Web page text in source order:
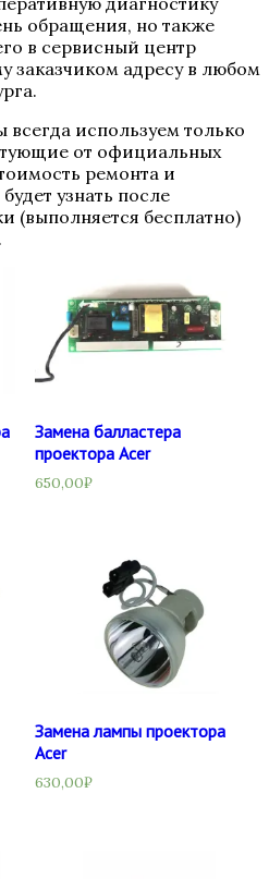
обращения, но также
в сервисный центр
заказчиком адресу в любом
используем только
от официальных
ремонта и
узнать после
(выполняется бесплатно)
Замена балластера
проектора Acer
650,00₽
Замена лампы проектора
Acer
630,00₽